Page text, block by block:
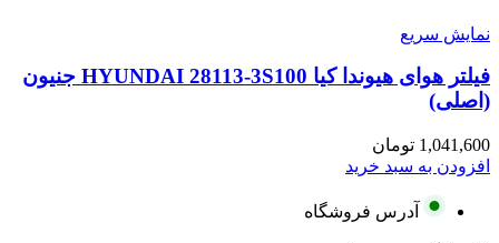
نمایش سریع
فیلتر هوای هیوندا کیا HYUNDAI 28113-3S100 جنیون
(اصلی)
1,041,600 تومان
افزودن به سبد خرید
آدرس فروشگاه